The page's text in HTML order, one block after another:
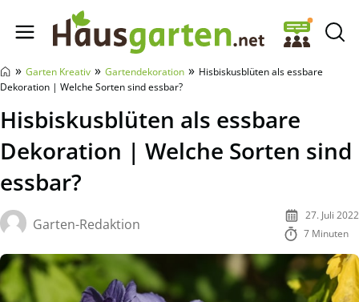
Hausgarten.net
» Garten Kreativ » Gartendekoration » Hisbiskusblüten als essbare
Dekoration | Welche Sorten sind essbar?
Hisbiskusblüten als essbare
Dekoration | Welche Sorten sind
essbar?
Garten-Redaktion
27. Juli 2022
7 Minuten